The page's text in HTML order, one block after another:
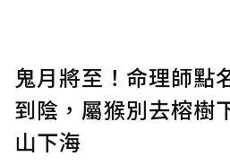
鬼月將至！命理師點
到陰，屬猴別去榕樹
山下海